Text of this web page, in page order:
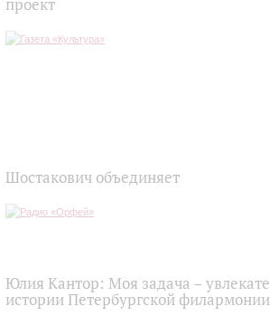
проект
Шостакович объединяет
Юлия Кантор: Моя задача –
истории Петербургской